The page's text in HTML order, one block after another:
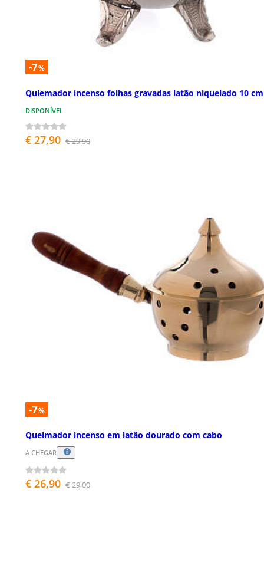
-7%
Quiemador incenso folhas gravadas latão niquelado 10 cm
DISPONÍVEL
€ 27,90 € 29,90
-7%
Queimador incenso em latão dourado com cabo
A CHEGAR
€ 26,90 € 29,00